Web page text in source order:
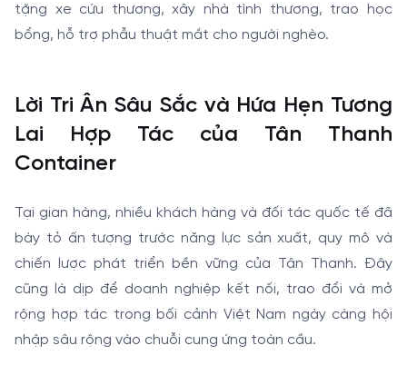
tặng xe cứu thương, xây nhà tình thương, trao học
bổng, hỗ trợ phẫu thuật mắt cho người nghèo.
Lời Tri Ân Sâu Sắc và Hứa Hẹn Tương
Lai Hợp Tác của Tân Thanh
Container
Tại gian hàng, nhiều khách hàng và đối tác quốc tế đã
bày tỏ ấn tượng trước năng lực sản xuất, quy mô và
chiến lược phát triển bền vững của Tân Thanh. Đây
cũng là dịp để doanh nghiệp kết nối, trao đổi và mở
rộng hợp tác trong bối cảnh Việt Nam ngày càng hội
nhập sâu rộng vào chuỗi cung ứng toàn cầu.